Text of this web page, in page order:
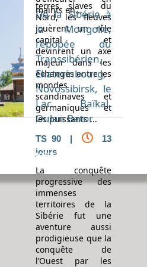
maints en...
terres slaves du
Nord, les fleuves
jouèrent un rôle
capital et
devinrent un axe
majeur dans les
échanges entre les
mondes
scandinaves et
germaniques et
les puissants ...
De la Sibérie à
la Mongolie,
l'épopée du
Transsibérien,
Ekaterinbourg,
Novossibirsk, le
Lac Baïkal,
Oulan Bator
TS 90 |
13
jours
La conquête
progressive des
immenses
territoires de la
Sibérie fut une
aventure aussi
prodigieuse que la
conquête de
l’Ouest par les
Espace professionnel